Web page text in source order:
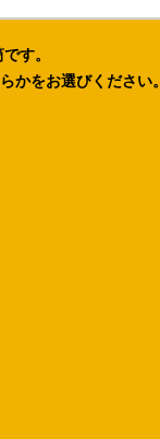
す。
かをお選びください。